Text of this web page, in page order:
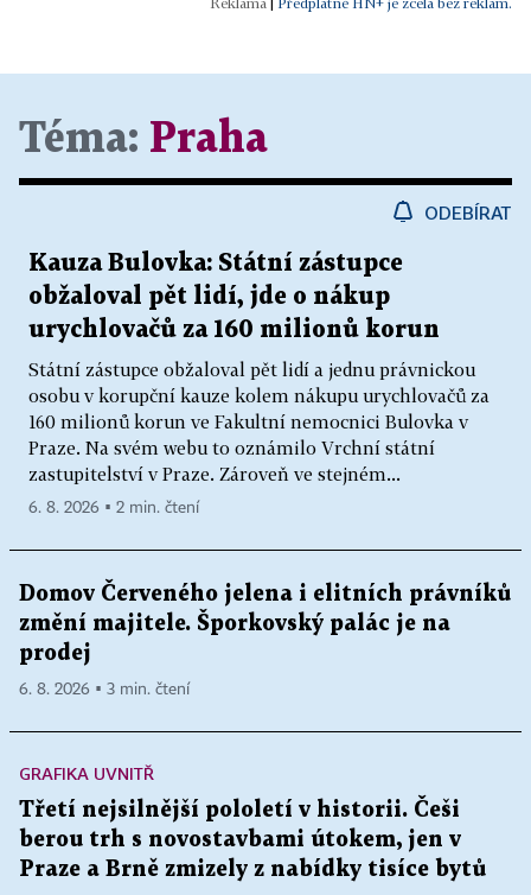
Téma: Praha
ODEBÍRAT
Kauza Bulovka: Státní zástupce
obžaloval pět lidí, jde o nákup
urychlovačů za 160 milionů korun
Státní zástupce obžaloval pět lidí a jednu právnickou
osobu v korupční kauze kolem nákupu urychlovačů za
160 milionů korun ve Fakultní nemocnici Bulovka v
Praze. Na svém webu to oznámilo Vrchní státní
zastupitelství v Praze. Zároveň ve stejném...
6. 8. 2026 ▪ 2 min. čtení
Domov Červeného jelena i elitních právníků
změní majitele. Šporkovský palác je na
prodej
6. 8. 2026 ▪ 3 min. čtení
GRAFIKA UVNITŘ
Třetí nejsilnější pololetí v historii. Češi
berou trh s novostavbami útokem, jen v
Praze a Brně zmizely z nabídky tisíce bytů